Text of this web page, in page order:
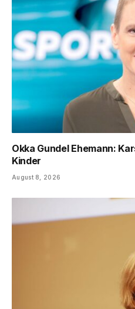
Okka Gundel Ehemann:
Kinder
August 8, 2026